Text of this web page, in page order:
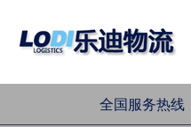
全国服务热线